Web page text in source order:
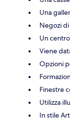
Una
Negozi
Un
Viene
Opzioni
Finestre
Utilizza
In stile